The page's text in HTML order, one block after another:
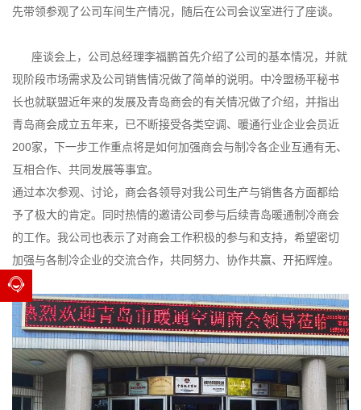
先带领参观了公司车间生产情况，随后在公司会议室进行了座谈。
座谈会上，公司总经理李福鹏首先介绍了公司的基本情况，并就
现阶段市场需求及公司销售情况做了简单的说明。中冷盟杨平秘书
长也就联盟近年来的发展及青岛商会的有关情况做了介绍，并指出
青岛商会成立五年来，已不断接受各类空调、暖通行业企业会员近
200家，下一步工作重点将是如何加强商会与制冷各企业互通有无、
互相合作、共同发展等事宜。
通过本次参观、讨论，商会各领导对我公司生产与销售各方面都给
予了极大的肯定。同时热情的邀请公司参与后续青岛暖通制冷商会
的工作。我公司也表示了对商会工作积极的参与和支持，希望密切
加强与各制冷企业的交流合作，共同努力、协作共赢、开拓辉煌。